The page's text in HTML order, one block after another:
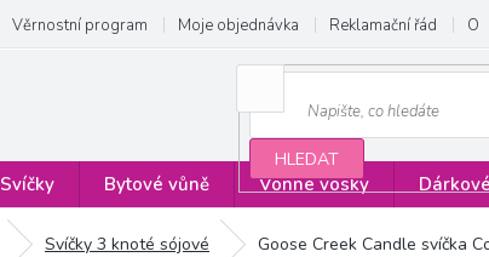
Věrnostní program Moje objednávka Reklamační řád
HLEDAT
Svíčky Bytové vůně Vonné vosky
Svíčky 3 knoté sójové Goose Creek Candle svíčka